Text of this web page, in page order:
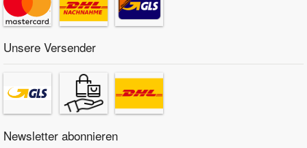
Unsere Versender
Newsletter abonnieren